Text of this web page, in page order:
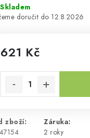
Skladem
12.8.2026
621 Kč
zboží:
Záruka:
2 roky